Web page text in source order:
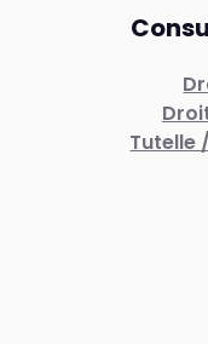
Tutelle